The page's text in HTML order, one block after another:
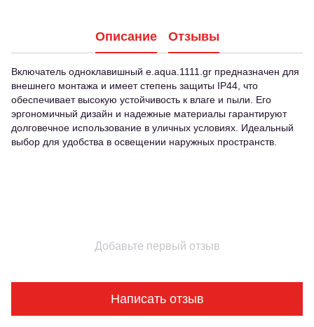
Описание Отзывы
Включатель одноклавишный e.aqua.1111.gr предназначен для
внешнего монтажа и имеет степень защиты IP44, что
обеспечивает высокую устойчивость к влаге и пыли. Его
эргономичный дизайн и надежные материалы гарантируют
долговечное использование в уличных условиях. Идеальный
выбор для удобства в освещении наружных пространств.
Добавьте первый отзыв
Написать отзыв